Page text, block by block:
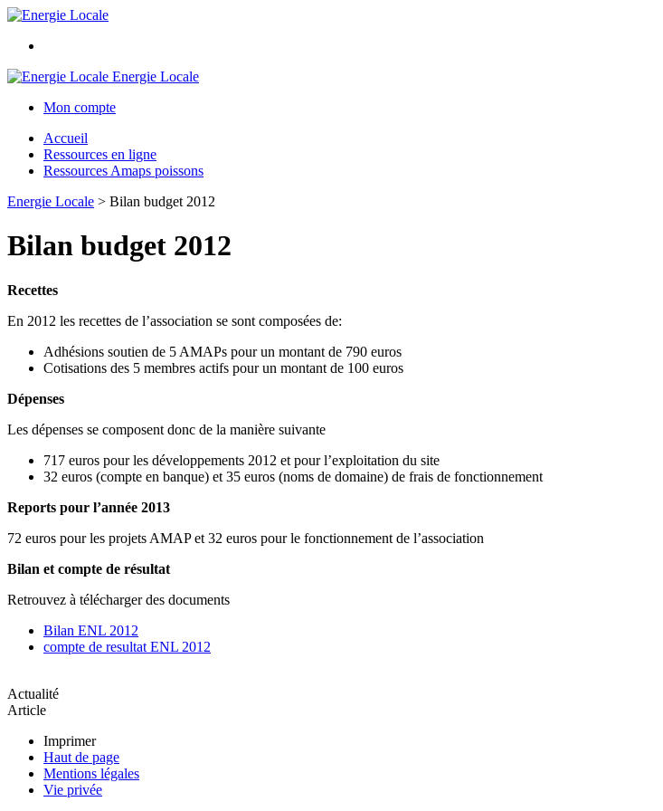
Energie Locale
Mon compte
Accueil
Ressources en ligne
Ressources Amaps poissons
Energie Locale > Bilan budget 2012
Bilan budget 2012
Recettes
En 2012 les recettes de l’association se sont composées de:
Adhésions soutien de 5 AMAPs pour un montant de 790 euros
Cotisations des 5 membres actifs pour un montant de 100 euros
Dépenses
Les dépenses se composent donc de la manière suivante
717 euros pour les développements 2012 et pour l’exploitation du site
32 euros (compte en banque) et 35 euros (noms de domaine) de frais de fonctionnement
Reports pour l’année 2013
72 euros pour les projets AMAP et 32 euros pour le fonctionnement de l’association
Bilan et compte de résultat
Retrouvez à télécharger des documents
Bilan ENL 2012
compte de resultat ENL 2012
Actualité
Article
Imprimer
Haut de page
Mentions légales
Vie privée